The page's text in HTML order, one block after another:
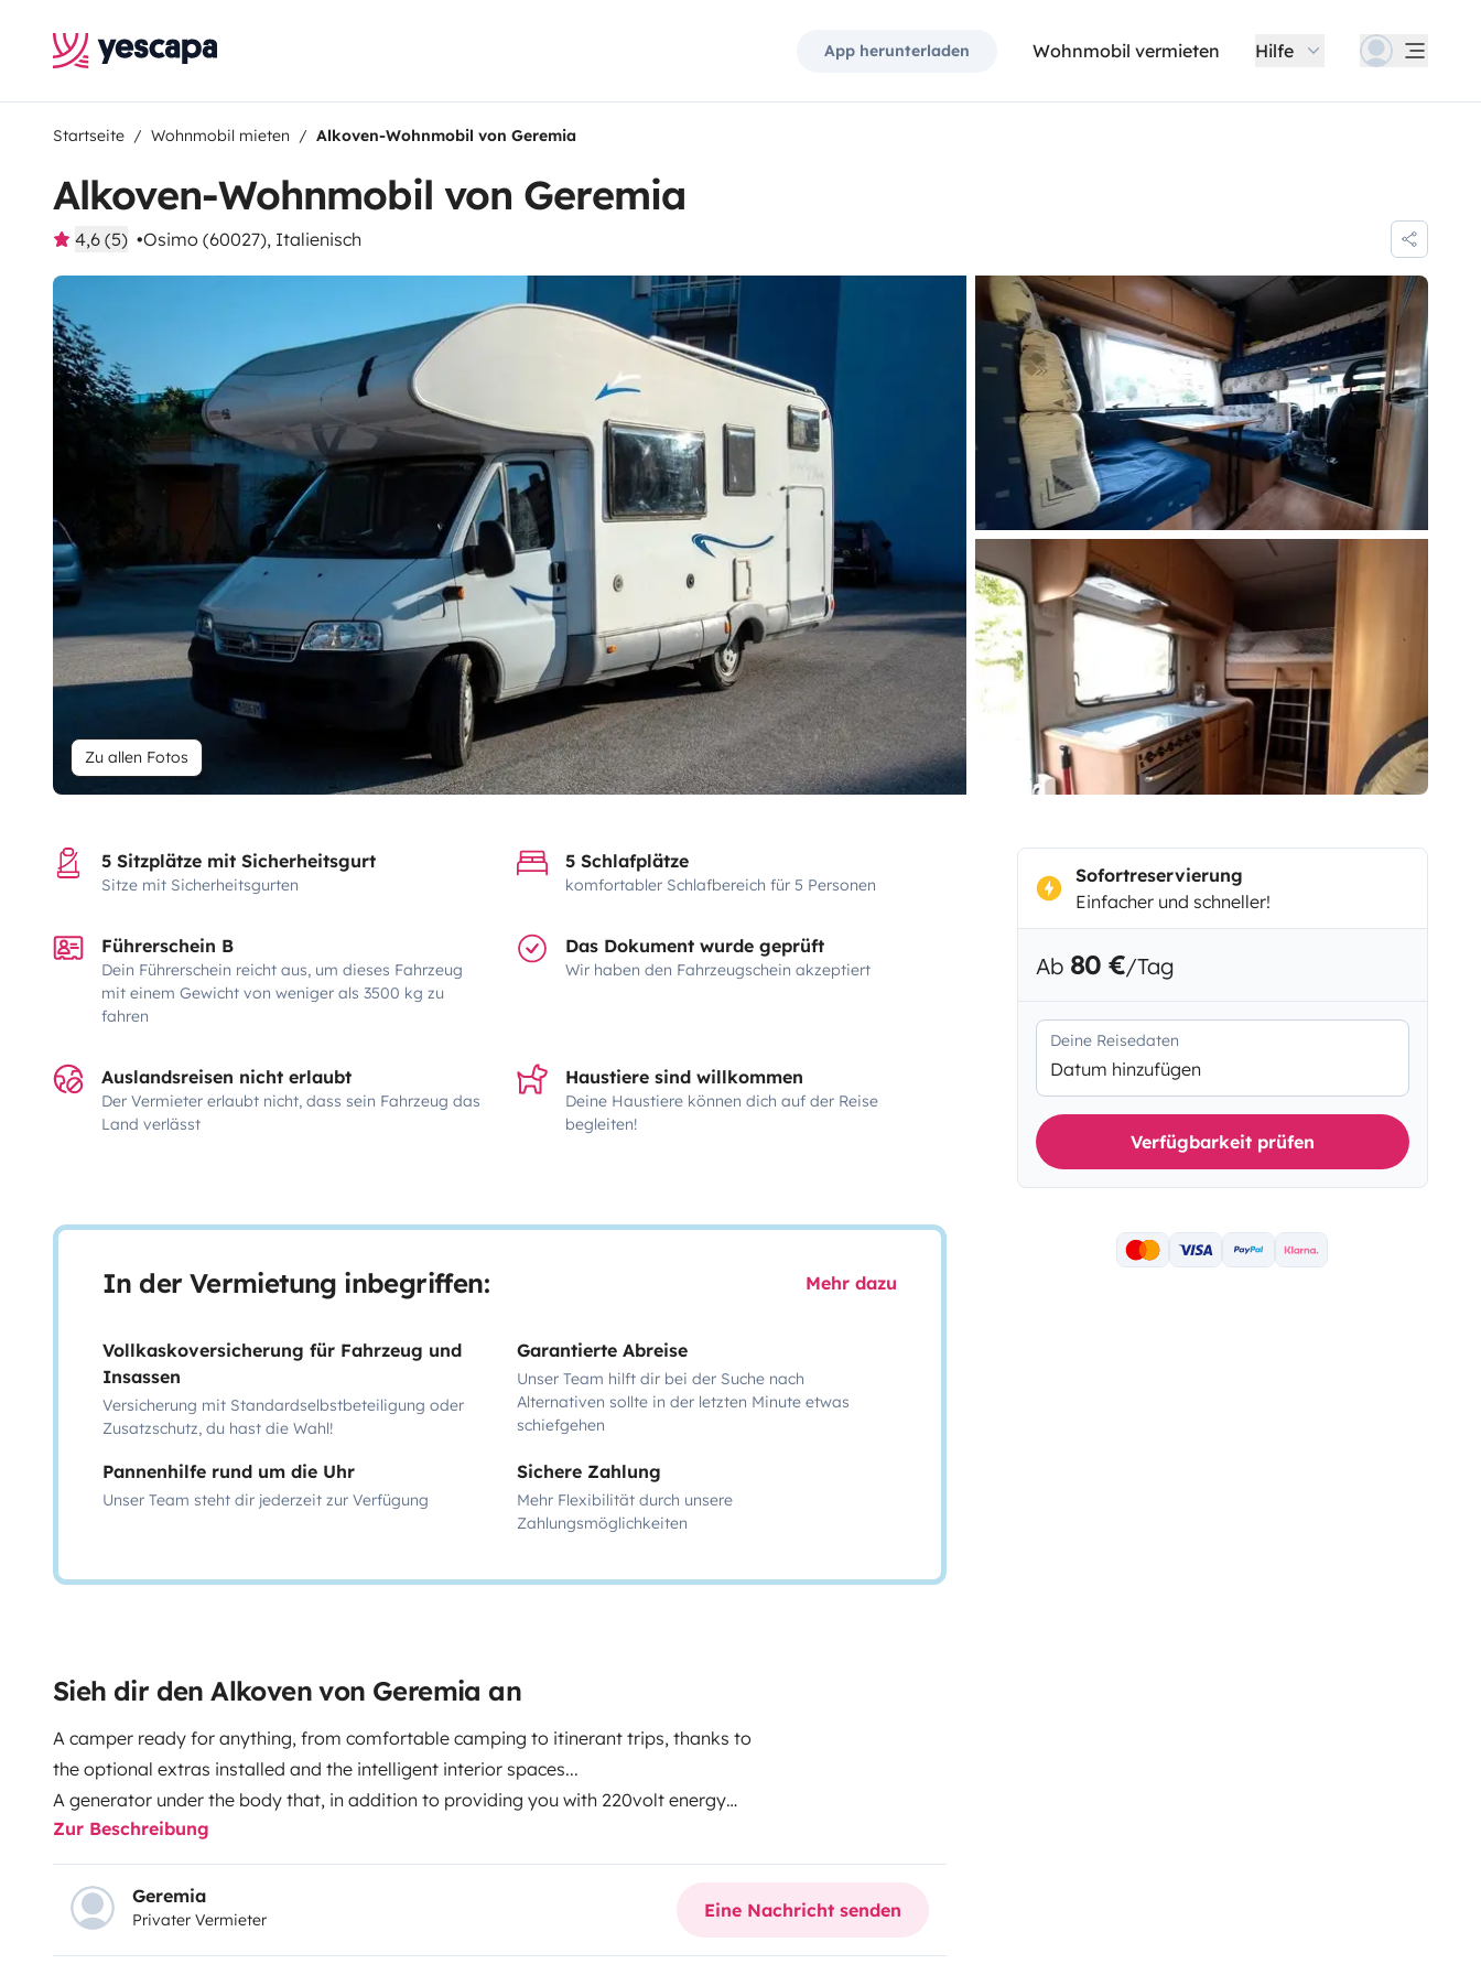
App herunterladen Wohnmobil vermieten Hilfe
Startseite Wohnmobil mieten Alkoven-Wohnmobil von Geremia
Alkoven-Wohnmobil von Geremia
4,6 (5) Osimo (60027), Italienisch
Zu allen Fotos
5 Sitzplätze mit Sicherheitsgurt
Sitze mit Sicherheitsgurten
5 Schlafplätze
komfortabler Schlafbereich für 5 Personen
Führerschein B
Dein Führerschein reicht aus, um dieses Fahrzeug
mit einem Gewicht von weniger als 3500 kg zu
fahren
Das Dokument wurde geprüft
Wir haben den Fahrzeugschein akzeptiert
Auslandsreisen nicht erlaubt
Der Vermieter erlaubt nicht, dass sein Fahrzeug das
Land verlässt
Haustiere sind willkommen
Deine Haustiere können dich auf der Reise
begleiten!
In der Vermietung inbegriffen: Mehr dazu
Vollkaskoversicherung für Fahrzeug und
Insassen
Versicherung mit Standardselbstbeteiligung oder
Zusatzschutz, du hast die Wahl!
Garantierte Abreise
Unser Team hilft dir bei der Suche nach
Alternativen sollte in der letzten Minute etwas
schiefgehen
Pannenhilfe rund um die Uhr
Unser Team steht dir jederzeit zur Verfügung
Sichere Zahlung
Mehr Flexibilität durch unsere
Zahlungsmöglichkeiten
Sieh dir den Alkoven von Geremia an
A camper ready for anything, from comfortable camping to itinerant trips, thanks to
the optional extras installed and the intelligent interior spaces...
A generator under the body that, in addition to providing you with 220volt energy
when you need it, allows you to recharge both the service and engine batteries (you
will never be left stranded) giving you complete peace of mind either on winter
camping.
Large garage for 2 bikes or a motorbike!
OPTIONAL
Zur Beschreibung
Geremia
Privater Vermieter Eine Nachricht senden
Sofortreservierung
Einfacher und schneller!
Ab 80 €/Tag
Deine Reisedaten
Datum hinzufügen
Verfügbarkeit prüfen